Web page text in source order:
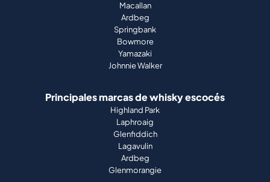
Macallan
Ardbeg
Springbank
Bowmore
Yamazaki
Johnnie Walker
Principales marcas de whisky escocés
Highland Park
Laphroaig
Glenfiddich
Lagavulin
Ardbeg
Glenmorangie